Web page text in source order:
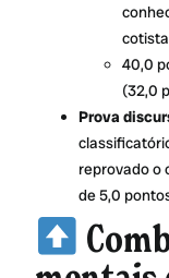
40,0
(32,0
Prova
reprovado o
de 5,0